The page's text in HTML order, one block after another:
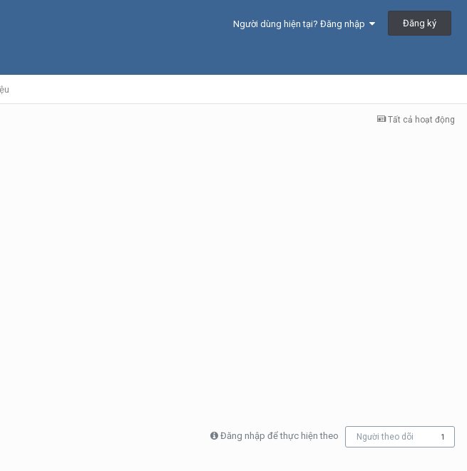
Người dùng hiện tại? Đăng nhập Đăng ký
Tất cả hoạt động
Đăng nhập để thực hiện theo Người theo dõi 1